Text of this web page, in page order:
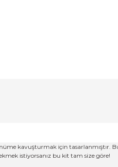
kavuşturmak için tasarlanmıştır.
istiyorsanız bu kit tam size göre!